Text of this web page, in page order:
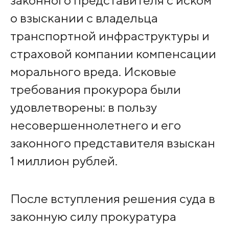
о взыскании с владельца
транспортной инфраструктуры и
страховой компании компенсации
морального вреда. Исковые
требования прокурора были
удовлетворены: в пользу
несовершеннолетнего и его
законного представителя взыскан
1 миллион рублей.
После вступления решения суда в
законную силу прокуратура